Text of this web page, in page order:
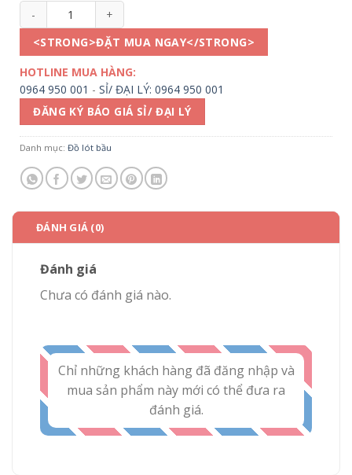
QL18 số lượng
<STRONG>ĐẶT MUA NGAY</STRONG>
HOTLINE MUA HÀNG:
0964 950 001 - SỈ/ ĐẠI LÝ: 0964 950 001
ĐĂNG KÝ BÁO GIÁ SỈ/ ĐẠI LÝ
Danh mục: Đồ lót bầu
ĐÁNH GIÁ (0)
Đánh giá
Chưa có đánh giá nào.
Chỉ những khách hàng đã đăng nhập và
mua sản phẩm này mới có thể đưa ra
đánh giá.